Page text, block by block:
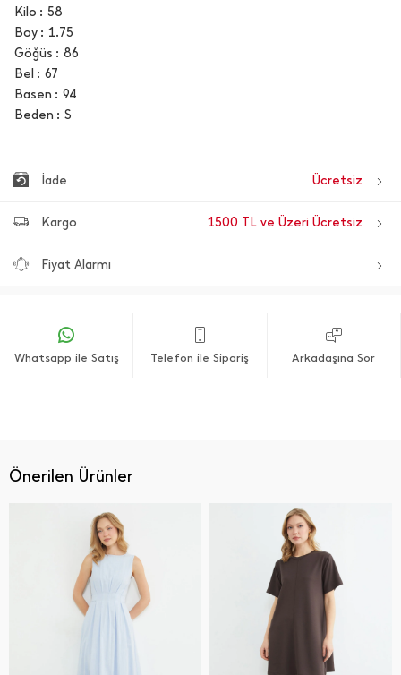
Kilo
58
Boy
1.75
Göğüs
86
Bel
67
Basen
94
Beden
S
İade Ücretsiz
Kargo 1500 TL ve Üzeri Ücretsiz
Fiyat Alarmı
Whatsapp ile Satış Telefon ile Sipariş Arkadaşına Sor
Önerilen Ürünler